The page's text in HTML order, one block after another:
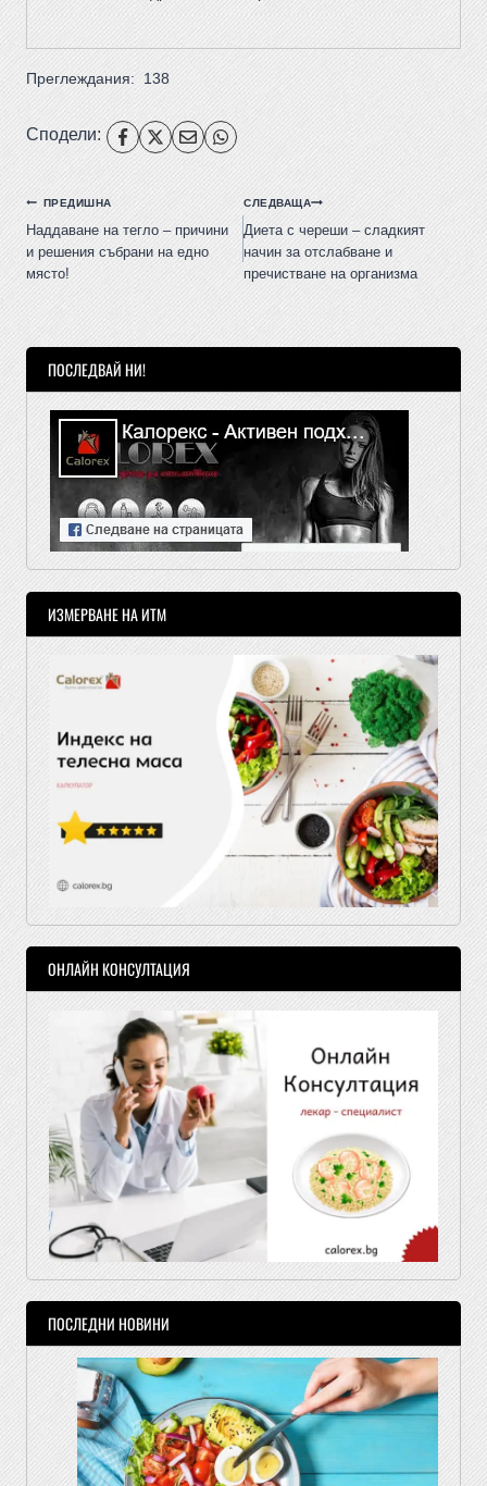
Преглеждания: 138
Сподели:
ПРЕДИШНА
Наддаване на тегло – причини
и решения събрани на едно
място!
СЛЕДВАЩА
Диета с череши – сладкият
начин за отслабване и
пречистване на организма
ПОСЛЕДВАЙ НИ!
ИЗМЕРВАНЕ НА ИТМ
ОНЛАЙН КОНСУЛТАЦИЯ
ПОСЛЕДНИ НОВИНИ